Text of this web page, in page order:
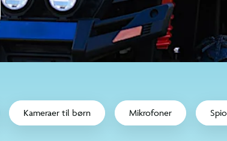
Højtalere til børn